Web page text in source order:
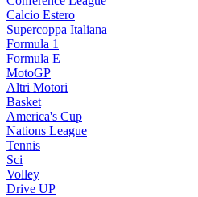
Calcio Estero
Supercoppa Italiana
Formula 1
Formula E
MotoGP
Altri Motori
Basket
America's Cup
Nations League
Tennis
Sci
Volley
Drive UP